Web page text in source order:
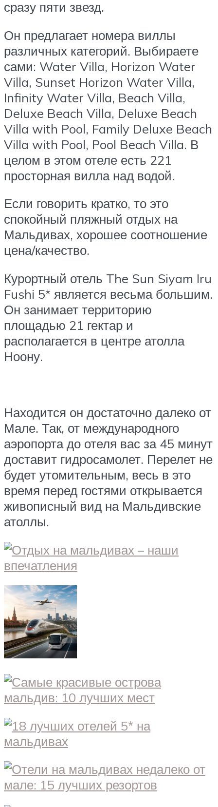
сразу пяти звезд.
Он предлагает номера виллы
различных категорий. Выбираете
сами: Water Villa, Horizon Water
Villa, Sunset Horizon Water Villa,
Infinity Water Villa, Beach Villa,
Deluxe Beach Villa, Deluxe Beach
Villa with Pool, Family Deluxe Beach
Villa with Pool, Pool Beach Villa. В
целом в этом отеле есть 221
просторная вилла над водой.
Если говорить кратко, то это
спокойный пляжный отдых на
Мальдивах, хорошее соотношение
цена/качество.
Курортный отель The Sun Siyam Iru
Fushi 5* является весьма большим.
Он занимает территорию
площадью 21 гектар и
располагается в центре атолла
Ноону.
Находится он достаточно далеко от
Мале. Так, от международного
аэропорта до отеля вас за 45 минут
доставит гидросамолет. Перелет не
будет утомительным, весь в это
время перед гостями открывается
живописный вид на Мальдивские
атоллы.